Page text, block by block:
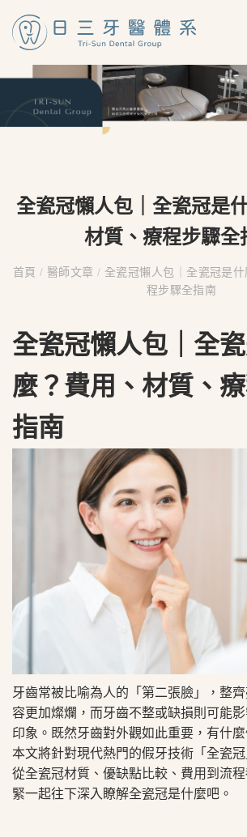
全瓷冠懶人包｜全瓷冠是
材質、療程步驟全
首頁 / 醫師文章/ 全瓷冠懶人包｜全瓷冠是
程步驟全指南
全瓷冠懶人包｜全
麼？費用、材質、
指南
牙齒常被比喻為人的「第二張臉」，整
容更加燦爛，而牙齒不整或缺損則可能
印象。既然牙齒對外觀如此重要，有什
本文將針對現代熱門的假牙技術「全瓷冠
從全瓷冠材質、優缺點比較、費用到流
緊一起往下深入瞭解全瓷冠是什麼吧。